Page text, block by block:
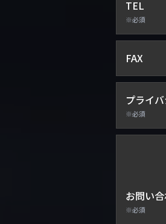
TEL
※必須
FAX
プライ
※必須
お問い
※必須